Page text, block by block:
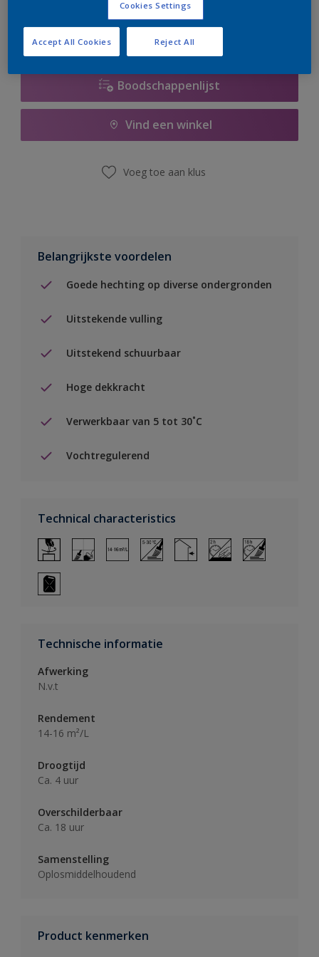
Boodschappenlijst
Vind een winkel
Voeg toe aan klus
Belangrijkste voordelen
Goede hechting op diverse ondergronden
Uitstekende vulling
Uitstekend schuurbaar
Hoge dekkracht
Verwerkbaar van 5 tot 30˚C
Vochtregulerend
Technical characteristics
Technische informatie
Afwerking
N.v.t
Rendement
14-16 m²/L
Droogtijd
Ca. 4 uur
Overschilderbaar
Ca. 18 uur
Samenstelling
Oplosmiddelhoudend
Product kenmerken
Cookies Settings
Reject All
Accept All Cookies